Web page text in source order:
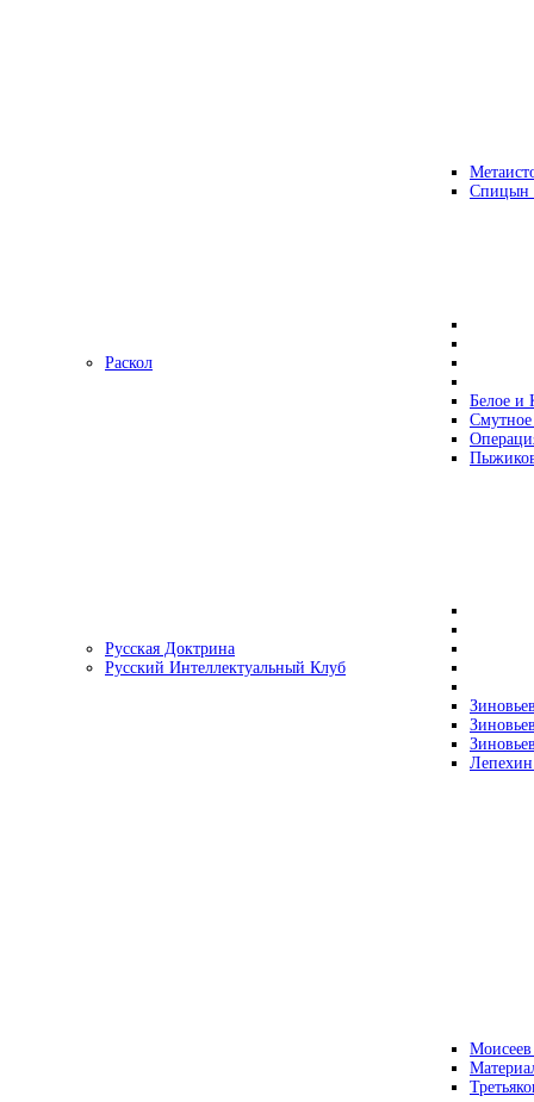
Раскол
Белое и
Русская Доктрина
Русский Интеллектуальный Клуб